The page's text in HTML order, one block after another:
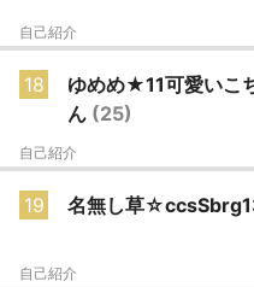
自己紹介
18
ゆめめ★11可愛いこ
ん (25)
自己紹介
19 名無し草
自己紹介